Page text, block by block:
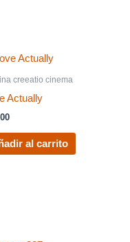
creeatio cinema
Actually
al carrito